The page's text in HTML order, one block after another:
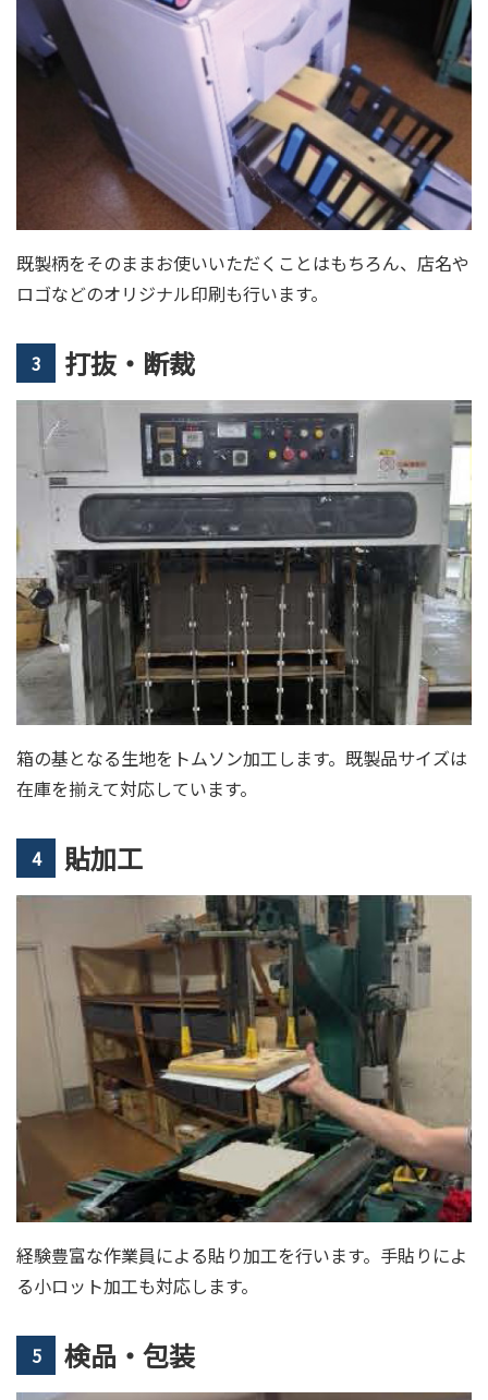
既製柄をそのままお使いいただくことはもちろん、店名や
ロゴなどのオリジナル印刷も行います。
3 打抜・断裁
箱の基となる生地をトムソン加工します。既製品サイズは
在庫を揃えて対応しています。
4 貼加工
経験豊富な作業員による貼り加工を行います。手貼りによ
る小ロット加工も対応します。
5 検品・包装